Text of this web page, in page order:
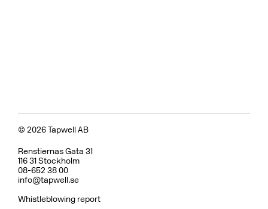
© 2026 Tapwell AB
Renstiernas Gata 31
116 31 Stockholm
08-652 38 00
info@tapwell.se
Whistleblowing report